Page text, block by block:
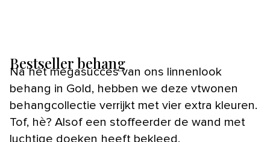
Bestseller behang
Na het megasucces van ons linnenlook
behang in Gold, hebben we deze vtwonen
behangcollectie verrijkt met vier extra kleuren.
Tof, hè? Alsof een stoffeerder de wand met
luchtige doeken heeft bekleed.